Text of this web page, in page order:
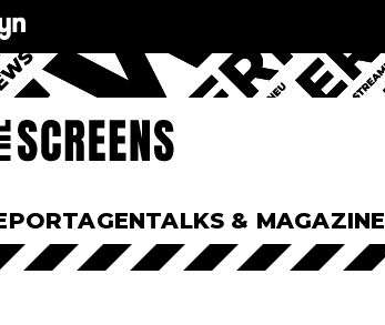
TALKS & MAGAZINE